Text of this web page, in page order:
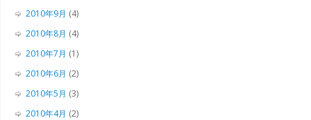
2010年9月 (4)
2010年8月 (4)
2010年7月 (1)
2010年6月 (2)
2010年5月 (3)
2010年4月 (2)